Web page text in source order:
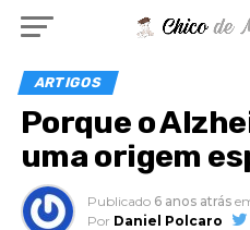
ARTIGOS
Porque o
uma origem
Publicado 6 anos atrás
Por Daniel Polcaro